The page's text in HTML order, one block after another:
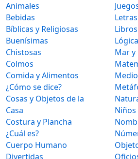
Animales
Bebidas
Bíblicas y Religiosas
Buenísimas
Chistosas
Colmos
Comida y Alimentos
¿Cómo se dice?
Cosas y Objetos de la
Casa
Costura y Plancha
¿Cuál es?
Cuerpo Humano
Divertidas
Letras
Lógica
Mar y
Niños